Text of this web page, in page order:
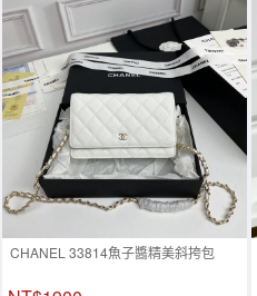
CHANEL 33814魚子醬精美斜挎包